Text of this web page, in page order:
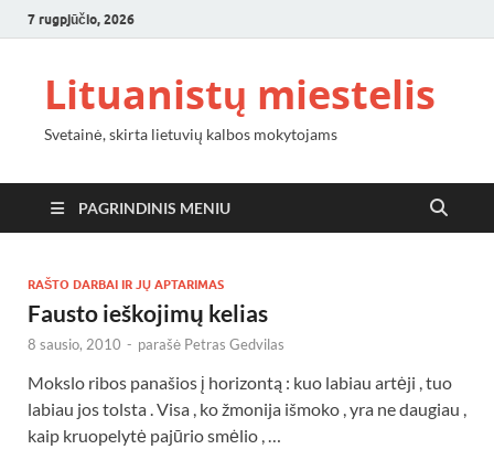
7 rugpjūčio, 2026
Lituanistų miestelis
Svetainė, skirta lietuvių kalbos mokytojams
PAGRINDINIS MENIU
RAŠTO DARBAI IR JŲ APTARIMAS
Fausto ieškojimų kelias
8 sausio, 2010 - parašė Petras Gedvilas
Mokslo ribos panašios į horizontą : kuo labiau artėji , tuo
labiau jos tolsta . Visa , ko žmonija išmoko , yra ne daugiau ,
kaip kruopelytė pajūrio smėlio , …